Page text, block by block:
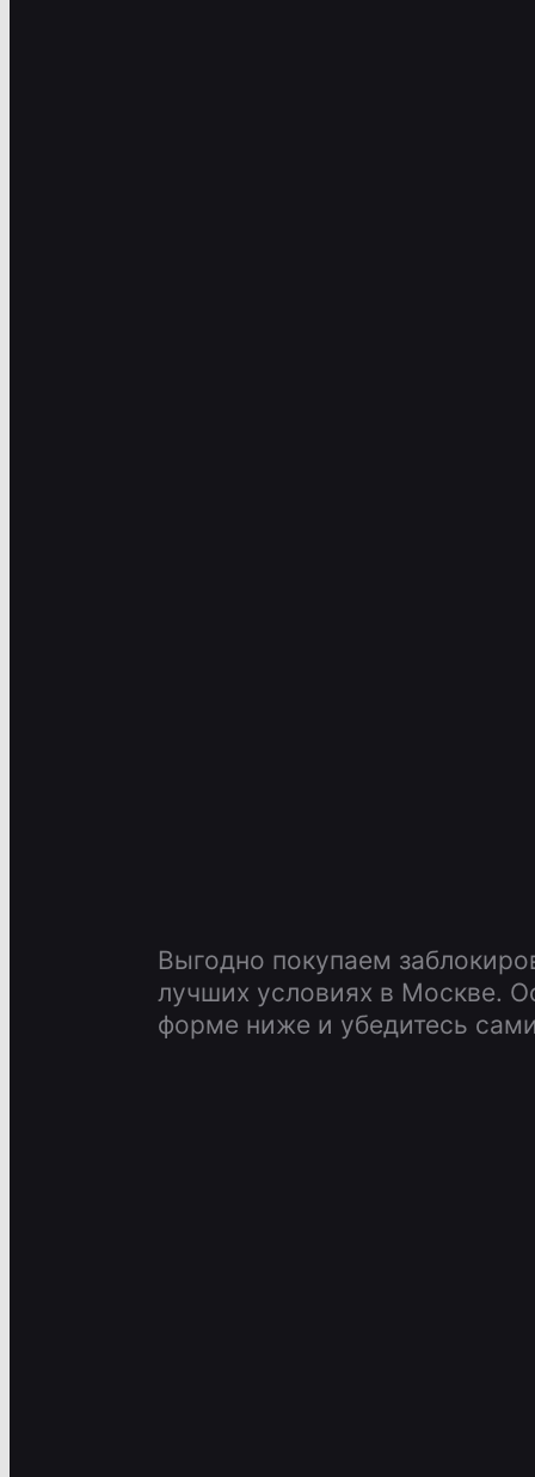
Выгодно покупаем
лучших условиях в Москве.
форме ниже и убедитесь